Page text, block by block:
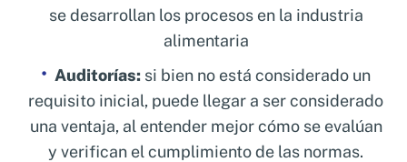
se desarrollan los procesos en la industria
alimentaria
Auditorías: si bien no está considerado un
requisito inicial, puede llegar a ser considerado
una ventaja, al entender mejor cómo se evalúan
y verifican el cumplimiento de las normas.